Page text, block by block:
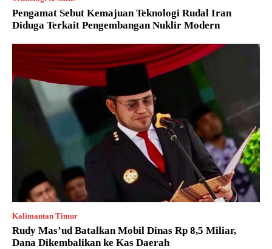
Pengamat Sebut Kemajuan Teknologi Rudal Iran
Diduga Terkait Pengembangan Nuklir Modern
Kalimantan Timur
Rudy Mas’ud Batalkan Mobil Dinas Rp 8,5 Miliar,
Dana Dikembalikan ke Kas Daerah